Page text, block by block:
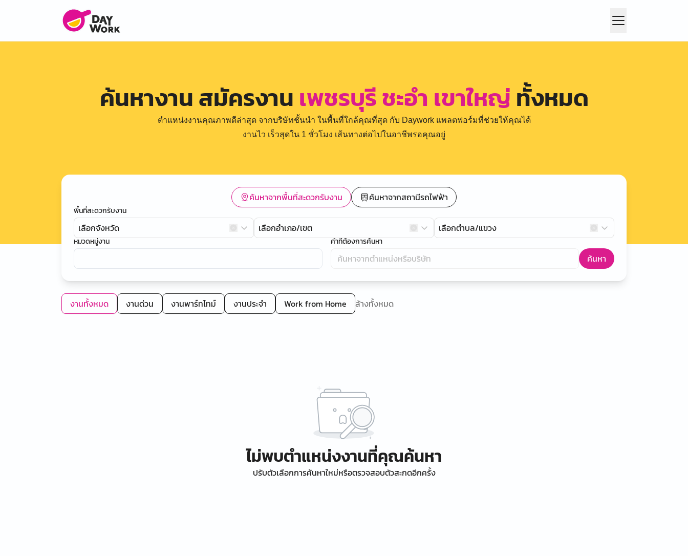
ค้นหางาน สมัครงาน เพชรบุรี ชะอำ เขาใหญ่ ทั้งหมด
ตำแหน่งงานคุณภาพดีล่าสุด จากบริษัทชั้นนำ ในพื้นที่ใกล้คุณที่สุด กับ Daywork แพลตฟอร์มที่ช่วยให้คุณได้
งานไว เร็วสุดใน 1 ชั่วโมง เส้นทางต่อไปในอาชีพรอคุณอยู่
ค้นหาจากพื้นที่สะดวกรับงาน ค้นหาจากสถานีรถไฟฟ้า
พื้นที่สะดวกรับงาน
เลือกจังหวัด เลือกอำเภอ/เขต เลือกตำบล/แขวง
หมวดหมู่งาน คำที่ต้องการค้นหา
ค้นหา
งานทั้งหมด งานด่วน งานพาร์ทไทม์ งานประจำ Work from Home ล้างทั้งหมด
ไม่พบตำแหน่งงานที่คุณค้นหา
ปรับตัวเลือกการค้นหาใหม่หรือตรวจสอบตัวสะกดอีกครั้ง